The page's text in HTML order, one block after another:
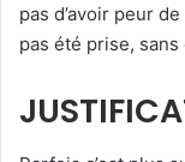
pas d’avoir peur
pas été prise,